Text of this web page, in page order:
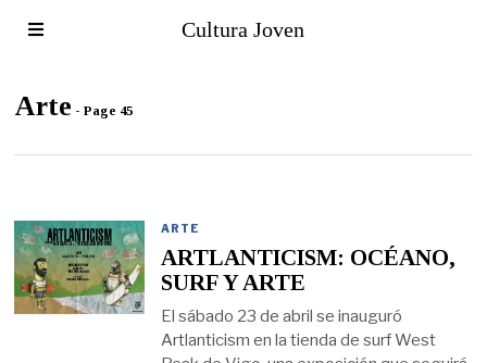
Cultura Joven
Arte - Page 45
ARTE
ARTLANTICISM: OCÉANO,
SURF Y ARTE
El sábado 23 de abril se inauguró
Artlanticism en la tienda de surf West